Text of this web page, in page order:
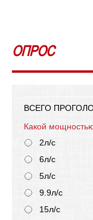
ОПРОС
ВСЕГО
Какой
2л/с
6л/с
5л/с
9.9л/с
15л/с